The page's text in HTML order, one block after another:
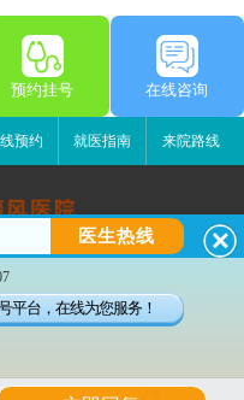
预约挂号 在线咨询
预约 就医指南 来院路线
院
路2号
癜风医院
号
医生热线
平台，在线为您服务！